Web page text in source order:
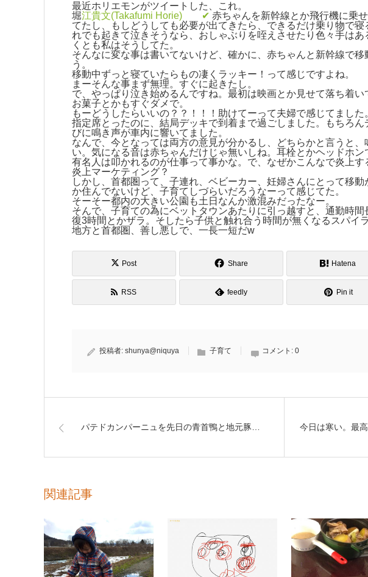
最近ホリエモンがツイートした、これ。
堀江貴文(Takafumi Horie) ✔ 赤ちゃんを新幹線とか飛行機に乗
てたし、もしどうしても必要が出てきたら、できるだけ乗り物で
れでも起きて泣きそうなら、おしゃぶりを咥えさせたり色々手は
くとも私はそうしてた。
そんなに変な事は書いてないけど、確かに、赤ちゃんと新幹線で
う。
移動中ずっと寝ていたらもの凄くラッキー！って感じですよね。
まーそんな事まず無理。すぐに起きたし。
で、やっぱり泣き始めるんですね。最初は映画とか見せて落ち着い
お菓子とかもすぐダメで。
もーどうしたらいいの？？！！！助けてーって夫婦で感じてました
指定席とったのに、結局デッキで到着まで過ごしました。もちろ
びに鳴き声が車内に響いてました。
なんで、今となっては両方の意見が分かるし、どちらかと言うと
い。気になる音は赤ちゃんだけじゃ無いしね。耳栓とかヘッドホン
有名人は叩かれるのが仕事って事かな。で、なぜかこんなで炎上す
炎上マーケティング？
しかし、首都圏って、子連れ、ベビーカー、妊婦さんにとって移
か住んでないけど、子育てしづらいだろうなーって感じてた。
そーそー都内の大きい公園も土日なんか激混みだったなー。
そんで、子育ての為にベットタウンあたりに引っ越すと、通勤時
復3時間とかザラ。そしたら子供と触れ合う時間が無くなるスパイラ
地方と首都圏、善し悪しで、一長一短だw
Post Share Hatena
RSS feedly Pin it
投稿者: shunya@niquya 子育て コメント: 0
パテドカンパーニュを先日の青首鴨と地元豚… 今日は寒い。最
関連記事